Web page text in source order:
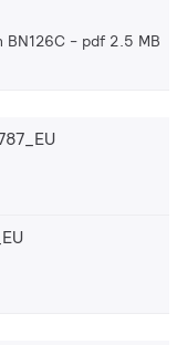
pdf 2.5 MB